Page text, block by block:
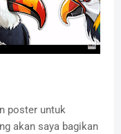
poster untuk
akan saya bagikan